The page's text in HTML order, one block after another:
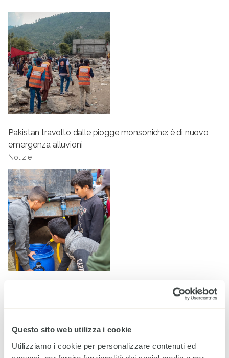
Questo sito web utilizza i cookie
Utilizziamo i cookie per personalizzare contenuti ed
Pakistan travolto dalle piogge monsoniche: è di nuovo
emergenza alluvioni
Notizie
Restituire dignità attraverso l’igiene: sostenere le famiglie